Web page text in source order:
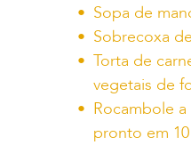
Sopa de
Sobrecoxa
Torta de
vegetais de
Rocambole
pronto em